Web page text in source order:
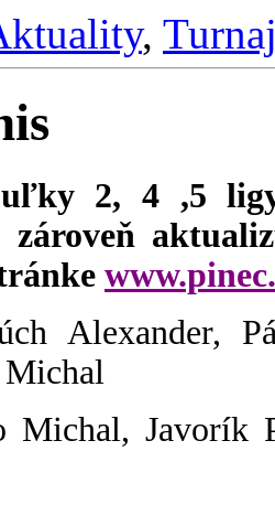
,
2, 4 ,5
zároveň
Alexander,
Michal, Javorík